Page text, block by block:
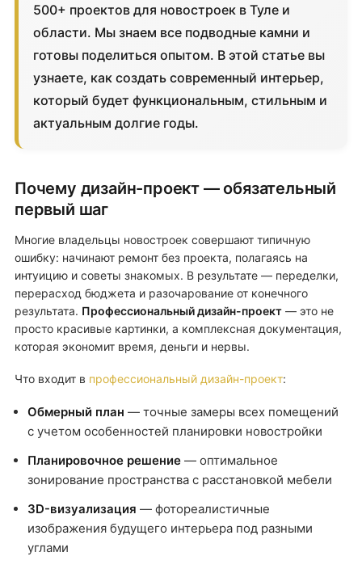
500+ проектов для новостроек в Туле и
области. Мы знаем все подводные камни и
готовы поделиться опытом. В этой статье вы
узнаете, как создать современный интерьер,
который будет функциональным, стильным и
актуальным долгие годы.
Почему дизайн-проект — обязательный
первый шаг
Многие владельцы новостроек совершают типичную
ошибку: начинают ремонт без проекта, полагаясь на
интуицию и советы знакомых. В результате — переделки,
перерасход бюджета и разочарование от конечного
результата. Профессиональный дизайн-проект — это не
просто красивые картинки, а комплексная документация,
которая экономит время, деньги и нервы.
Что входит в профессиональный дизайн-проект:
Обмерный план — точные замеры всех помещений
с учетом особенностей планировки новостройки
Планировочное решение — оптимальное
зонирование пространства с расстановкой мебели
3D-визуализация — фотореалистичные
изображения будущего интерьера под разными
углами